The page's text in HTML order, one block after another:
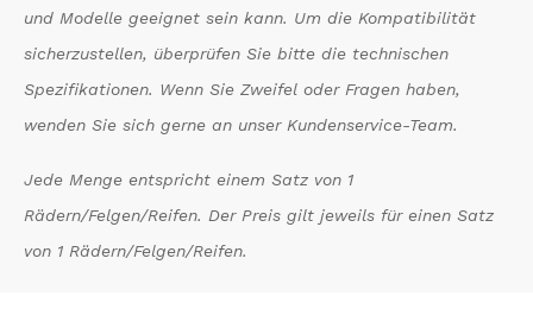
und Modelle geeignet sein kann. Um die Kompatibilität
sicherzustellen, überprüfen Sie bitte die technischen
Spezifikationen. Wenn Sie Zweifel oder Fragen haben,
wenden Sie sich gerne an unser Kundenservice-Team.
Jede Menge entspricht einem Satz von 1
Rädern/Felgen/Reifen. Der Preis gilt jeweils für einen Satz
von 1 Rädern/Felgen/Reifen.